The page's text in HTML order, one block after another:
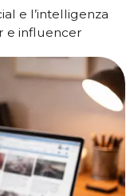
e l’intelligenza
e influencer